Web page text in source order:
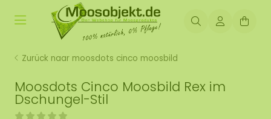
Zurück naar moosdots cinco moosbild
Moosdots Cinco Moosbild Rex im
Dschungel-Stil